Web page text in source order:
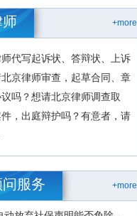
+more
师
代写起诉状、答辩状、上诉
京律师审查，起草合同、章
吗？想请北京律师调查取
，出庭辩护吗？有意者，请
+more
服务